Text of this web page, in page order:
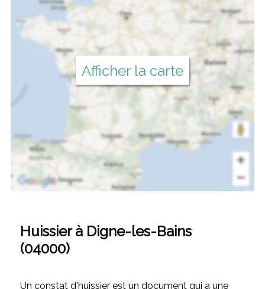
Afficher la carte
Huissier à Digne-les-Bains
(04000)
Un constat d'huissier est un document qui a une